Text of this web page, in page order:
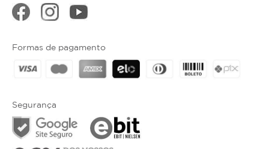
Segurança
Formas de pagamento